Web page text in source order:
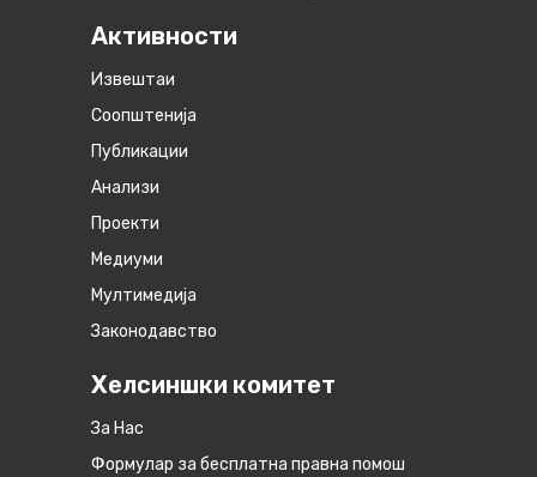
Активности
Извештаи
Соопштенија
Публикации
Анализи
Проекти
Медиуми
Мултимедија
Законодавство
Хелсиншки комитет
За Нас
Формулар за бесплатна правна помош